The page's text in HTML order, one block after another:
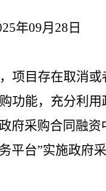
年09月 28 日
项目存在取消
功能，充分利
府采购合同融
平台”实施政府